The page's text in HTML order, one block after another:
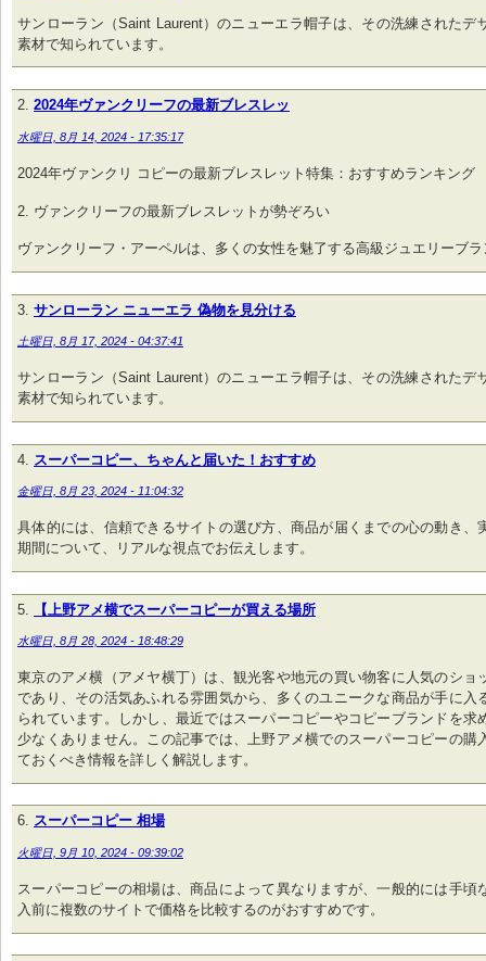
サンローラン（Saint Laurent）のニューエラ帽子は、その洗練されたデ
素材で知られています。
2024年ヴァンクリーフの最新ブレスレッ
水曜日, 8月 14, 2024 - 17:35:17
2024年ヴァンクリ コピーの最新ブレスレット特集：おすすめランキング
2. ヴァンクリーフの最新ブレスレットが勢ぞろい
ヴァンクリーフ・アーペルは、多くの女性を魅了する高級ジュエリーブ
サンローラン ニューエラ 偽物を見分ける
土曜日, 8月 17, 2024 - 04:37:41
サンローラン（Saint Laurent）のニューエラ帽子は、その洗練されたデ
素材で知られています。
スーパーコピー、ちゃんと届いた！おすすめ
金曜日, 8月 23, 2024 - 11:04:32
具体的には、信頼できるサイトの選び方、商品が届くまでの心の動き、
期間について、リアルな視点でお伝えします。
【上野アメ横でスーパーコピーが買える場所
水曜日, 8月 28, 2024 - 18:48:29
東京のアメ横（アメヤ横丁）は、観光客や地元の買い物客に人気のショ
であり、その活気あふれる雰囲気から、多くのユニークな商品が手に入
られています。しかし、最近ではスーパーコピーやコピーブランドを求
少なくありません。この記事では、上野アメ横でのスーパーコピーの購
ておくべき情報を詳しく解説します。
スーパーコピー 相場
火曜日, 9月 10, 2024 - 09:39:02
スーパーコピーの相場は、商品によって異なりますが、一般的には手頃
入前に複数のサイトで価格を比較するのがおすすめです。